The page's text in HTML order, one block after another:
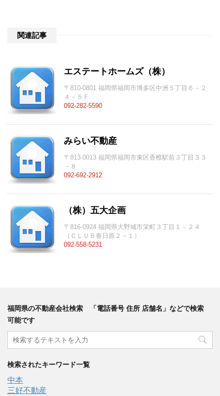
関連記事
エステートホームズ（株）
〒810-0801 福岡県福岡市博多区中洲５丁目６－２
４－５Ｆ
092-282-5590
みらい不動産
〒813-0013 福岡県福岡市東区香椎駅前３丁目３３
－８
092-692-2912
（株）五大企画
〒816-0924 福岡県大野城市栄町３丁目１－２４
（ＣＬＵＢ春日原２－１）
092-558-5231
福岡県の不動産会社検索 「電話番号 住所 店舗名」などで検索
可能です
検索されたキーワード一覧
中本
三好不動産